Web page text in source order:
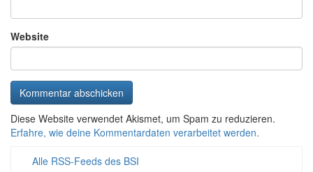
Website
Diese Website verwendet Akismet, um Spam zu reduzieren.
Erfahre, wie deine Kommentardaten verarbeitet werden.
Alle RSS-Feeds des BSI